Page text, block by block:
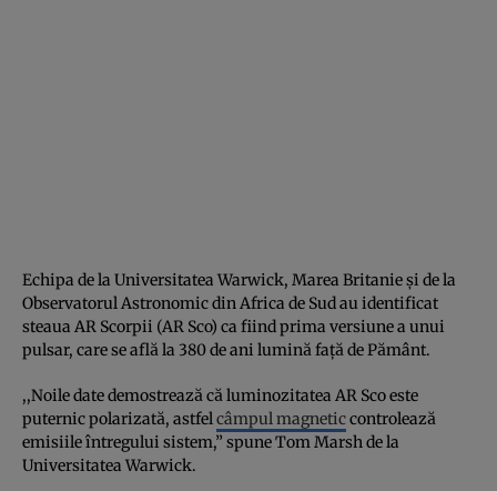
Echipa de la Universitatea Warwick, Marea Britanie şi de la
Observatorul Astronomic din Africa de Sud au identificat
steaua AR Scorpii (AR Sco) ca fiind prima versiune a unui
pulsar, care se află la 380 de ani lumină faţă de Pământ.
,,Noile date demostrează că luminozitatea AR Sco este
puternic polarizată, astfelcâmpul magneticcontrolează
emisiile întregului sistem,” spune Tom Marsh de la
Universitatea Warwick.